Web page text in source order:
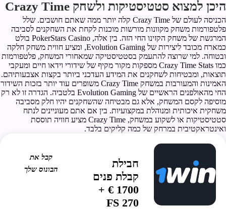
היכן למצוא סטטיסטיקות ולשחק Crazy Time
הכניסה לעולם של Crazy Time קלה יותר ממה שאתם חושבים. שלל
פלטפורמות משחק מקוונות מורשות מוכנות לקחת את השחקנים לסביבה
המרגשת של משחק הקזינו החי הזה. בין אלה, PokerStars Casino בולט
כמארח מכובד ליצירות של Evolution Gaming, ומציע חווית משחק חלקה
ובטוחה. למי שרוצה להתעמק בסטטיסטיקה שמאחורי המשחק, פלטפורמות
כמו Crazy Time Stats מספקות מקור מקיף של שידורי וידאו חיים ומעקבי
תוצאות, ומבטיחות לשחקנים את המידע העדכני ביותר בקצות אצבעותיהם.
האמינות והמעורבות במשחק Crazy Time משופרים עוד יותר בזכות השידור
החי מהאולפנים הראשיים של Evolution Gaming בלטביה. הגדרה זו לא רק
מוסיפה לקסם המשחק, אלא גם מבטיחה שהשחקנים יהיו חלק מסביבה
משחקית איכותית ומנוהלת במקצועיות. בין אם אתם מעוניינים לנתח
סטטיסטיקות או לשקוע במשחק, Crazy Time מציע חוויה תוססת
ואינטראקטיבית במרחק של כמה קליקים בלבד.
חבילת
קבלת פנים
1700 € +
270 FS
קבל את
הבונוס שלך